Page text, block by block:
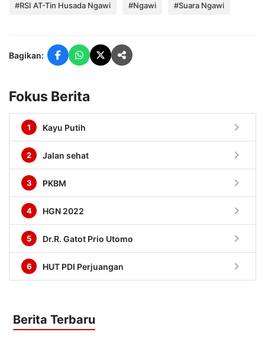
#RSI AT-Tin Husada Ngawi #Ngawi #Suara Ngawi
Bagikan:
Fokus Berita
1 Kayu Putih chevron_right
2 Jalan sehat chevron_right
3 PKBM chevron_right
4 HGN 2022 chevron_right
5 Dr.R. Gatot Prio Utomo chevron_right
6 HUT PDI Perjuangan chevron_right
Berita Terbaru